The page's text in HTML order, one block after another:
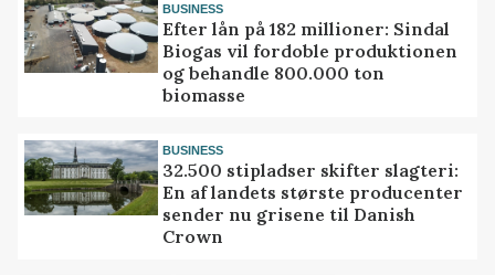
BUSINESS
Efter lån på 182 millioner: Sindal
Biogas vil fordoble produktionen
og behandle 800.000 ton
biomasse
BUSINESS
32.500 stipladser skifter slagteri:
En af landets største producenter
sender nu grisene til Danish
Crown